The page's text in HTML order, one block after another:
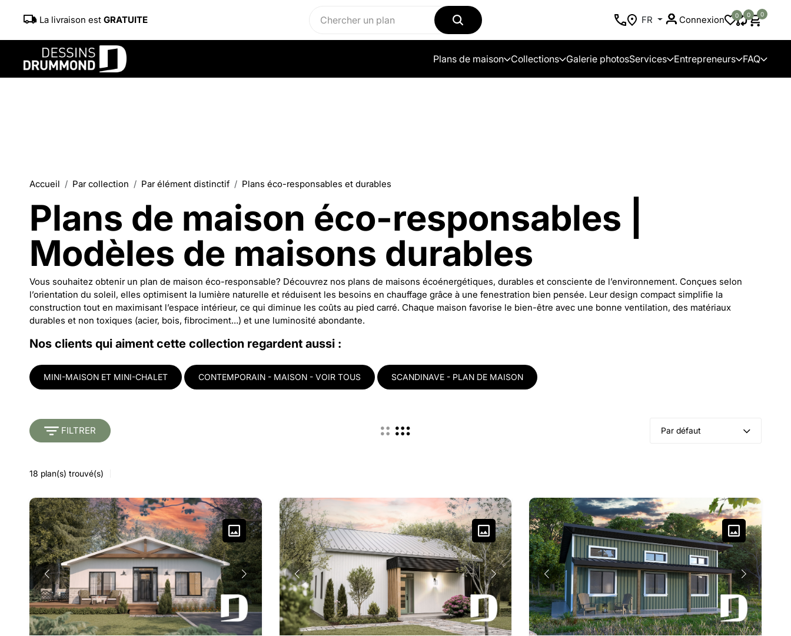
La livraison est GRATUITE FR Connexion 0 0 0
Plans de maison Collections Galerie photosServices Entrepreneurs FAQ
Accueil Par collection Par élément distinctif Plans éco-responsables et durables
Plans de maison éco-responsables |
Modèles de maisons durables
Vous souhaitez obtenir un plan de maison éco-responsable? Découvrez nos plans de maisons écoénergétiques, durables et consciente de l’environnement. Conçues selon
l’orientation du soleil, elles optimisent la lumière naturelle et réduisent les besoins en chauffage grâce à une fenestration bien pensée. Leur design compact simplifie la
construction tout en maximisant l’espace intérieur, ce qui diminue les coûts au pied carré. Chaque maison favorise le bien-être avec une bonne ventilation, des matériaux
durables et non toxiques (acier, bois, fibrociment…) et une luminosité abondante.
Nos clients qui aiment cette collection regardent aussi :
MINI-MAISON ET MINI-CHALET CONTEMPORAIN - MAISON - VOIR TOUS SCANDINAVE - PLAN DE MAISON
FILTRER Par défaut
18 plan(s) trouvé(s)